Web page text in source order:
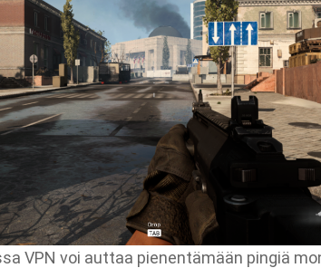
VPN voi auttaa pienentämään pingiä